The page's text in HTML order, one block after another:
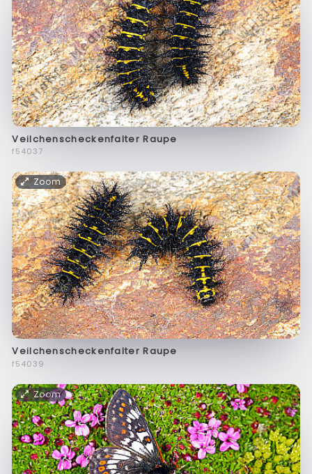
Veilchenscheckenfalter Raupe
f54037
Zoom
Veilchenscheckenfalter Raupe
f54039
Zoom